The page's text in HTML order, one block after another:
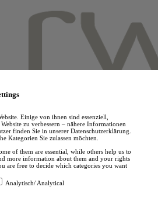
Einige von ihnen sind essenziell,
zu verbessern – nähere Informationen
finden Sie in unserer Datenschutzerklärung.
Kategorien Sie zulassen möchten.
of them are essential, while others help us to
more information about them and your rights
are free to decide which categories you want
Analytisch/ Analytical